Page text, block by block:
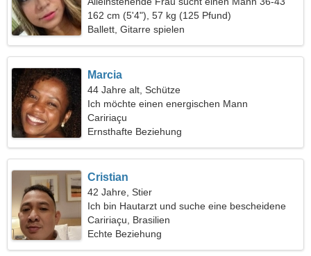
162 cm (5'4"), 57 kg (125 Pfund)
Ballett, Gitarre spielen
Marcia
44 Jahre alt, Schütze
Ich möchte einen energischen Mann
kennenlernen
Caririaçu
Ernsthafte Beziehung
Cristian
42 Jahre, Stier
Ich bin Hautarzt und suche eine bescheidene
Frau
Caririaçu, Brasilien
Echte Beziehung